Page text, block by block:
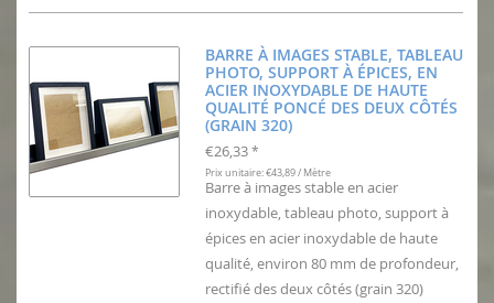
BARRE À IMAGES STABLE, TABLEAU
PHOTO, SUPPORT À ÉPICES, EN
ACIER INOXYDABLE DE HAUTE
QUALITÉ PONCÉ DES DEUX CÔTÉS
(GRAIN 320)
€26,33 *
Prix unitaire: €43,89 / Mètre
Barre à images stable en acier
inoxydable, tableau photo, support à
épices en acier inoxydable de haute
qualité, environ 80 mm de profondeur,
rectifié des deux côtés (grain 320)